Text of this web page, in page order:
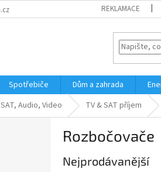
REKLAMACE
Spotřebiče Dům a zahrada
Audio, Video TV & SAT příjem
Rozbočovače
Nejprodávanější